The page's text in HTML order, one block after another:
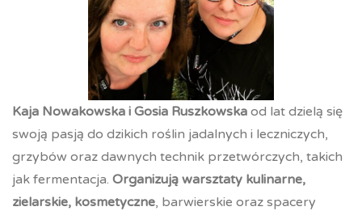
Kaja Nowakowska i Gosia Ruszkowska od lat dzielą się
swoją pasją do dzikich roślin jadalnych i leczniczych,
grzybów oraz dawnych technik przetwórczych, takich
jak fermentacja. Organizują warsztaty kulinarne,
zielarskie, kosmetyczne, barwierskie oraz spacery